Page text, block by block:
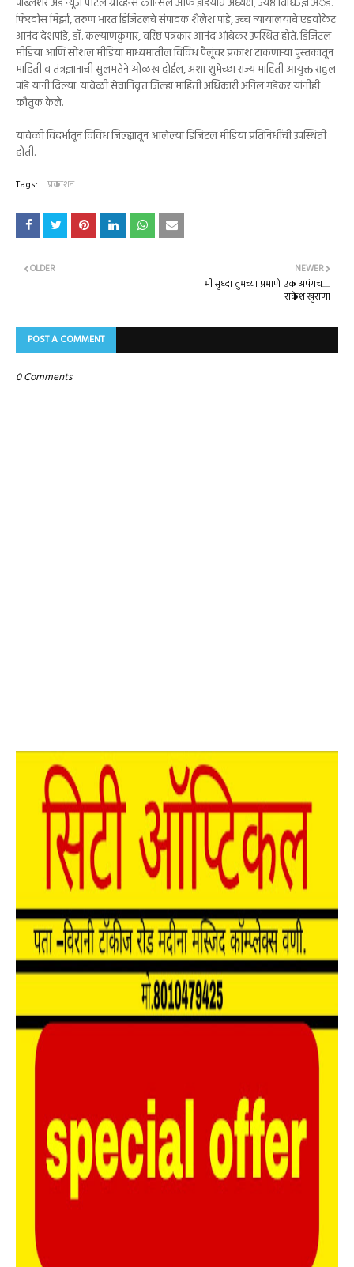
फिरदोस मिर्झा, तरुण भारत डिजिटलचे संपादक शैलेश पांडे, उच्च न्यायालयाचे एडवोकेट
आनंद देशपांडे, डॉ. कल्याणकुमार, वरिष्ठ पत्रकार आनंद आंबेकर उपस्थित होते. डिजिटल
मीडिया आणि सोशल मीडिया माध्यमातील विविध पैलूंवर प्रकाश टाकणाऱ्या पुस्तकातून
माहिती व तंत्रज्ञानाची सुलभतेने ओळख होईल, अशा शुभेच्छा राज्य माहिती आयुक्त राहुल
पांडे यांनी दिल्या. यावेळी सेवानिवृत्त जिल्हा माहिती अधिकारी अनिल गडेकर यांनीही
कौतुक केले.
यावेळी विदर्भातून विविध जिल्ह्यातून आलेल्या डिजिटल मीडिया प्रतिनिधींची उपस्थिती
होती.
Tags: प्रकाशन
NEWER
मी सुध्दा तुमच्या प्रमाणे एक अपंगच.....
राकेश खुराणा
OLDER
POST A COMMENT
0 Comments